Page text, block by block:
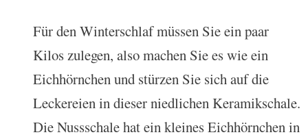
Für den Winterschlaf müssen Sie ein paar
Kilos zulegen, also machen Sie es wie ein
Eichhörnchen und stürzen Sie sich auf die
Leckereien in dieser niedlichen Keramikschale.
Die Nussschale hat ein kleines Eichhörnchen in